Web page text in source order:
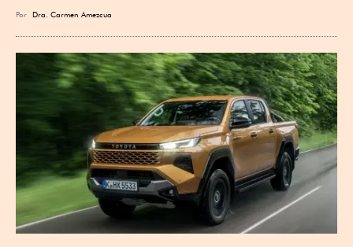
Por Dra. Carmen Amezcua